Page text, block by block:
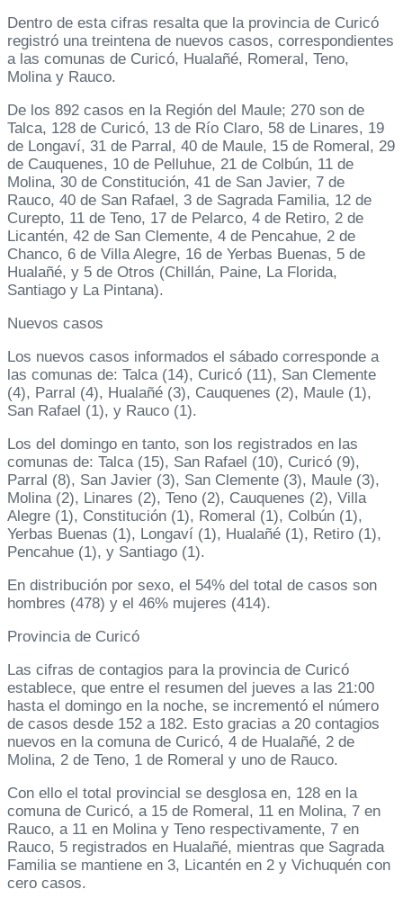
Dentro de esta cifras resalta que la provincia de Curicó
registró una treintena de nuevos casos, correspondientes
a las comunas de Curicó, Hualañé, Romeral, Teno,
Molina y Rauco.
De los 892 casos en la Región del Maule; 270 son de
Talca, 128 de Curicó, 13 de Río Claro, 58 de Linares, 19
de Longaví, 31 de Parral, 40 de Maule, 15 de Romeral, 29
de Cauquenes, 10 de Pelluhue, 21 de Colbún, 11 de
Molina, 30 de Constitución, 41 de San Javier, 7 de
Rauco, 40 de San Rafael, 3 de Sagrada Familia, 12 de
Curepto, 11 de Teno, 17 de Pelarco, 4 de Retiro, 2 de
Licantén, 42 de San Clemente, 4 de Pencahue, 2 de
Chanco, 6 de Villa Alegre, 16 de Yerbas Buenas, 5 de
Hualañé, y 5 de Otros (Chillán, Paine, La Florida,
Santiago y La Pintana).
Nuevos casos
Los nuevos casos informados el sábado corresponde a
las comunas de: Talca (14), Curicó (11), San Clemente
(4), Parral (4), Hualañé (3), Cauquenes (2), Maule (1),
San Rafael (1), y Rauco (1).
Los del domingo en tanto, son los registrados en las
comunas de: Talca (15), San Rafael (10), Curicó (9),
Parral (8), San Javier (3), San Clemente (3), Maule (3),
Molina (2), Linares (2), Teno (2), Cauquenes (2), Villa
Alegre (1), Constitución (1), Romeral (1), Colbún (1),
Yerbas Buenas (1), Longaví (1), Hualañé (1), Retiro (1),
Pencahue (1), y Santiago (1).
En distribución por sexo, el 54% del total de casos son
hombres (478) y el 46% mujeres (414).
Provincia de Curicó
Las cifras de contagios para la provincia de Curicó
establece, que entre el resumen del jueves a las 21:00
hasta el domingo en la noche, se incrementó el número
de casos desde 152 a 182. Esto gracias a 20 contagios
nuevos en la comuna de Curicó, 4 de Hualañé, 2 de
Molina, 2 de Teno, 1 de Romeral y uno de Rauco.
Con ello el total provincial se desglosa en, 128 en la
comuna de Curicó, a 15 de Romeral, 11 en Molina, 7 en
Rauco, a 11 en Molina y Teno respectivamente, 7 en
Rauco, 5 registrados en Hualañé, mientras que Sagrada
Familia se mantiene en 3, Licantén en 2 y Vichuquén con
cero casos.